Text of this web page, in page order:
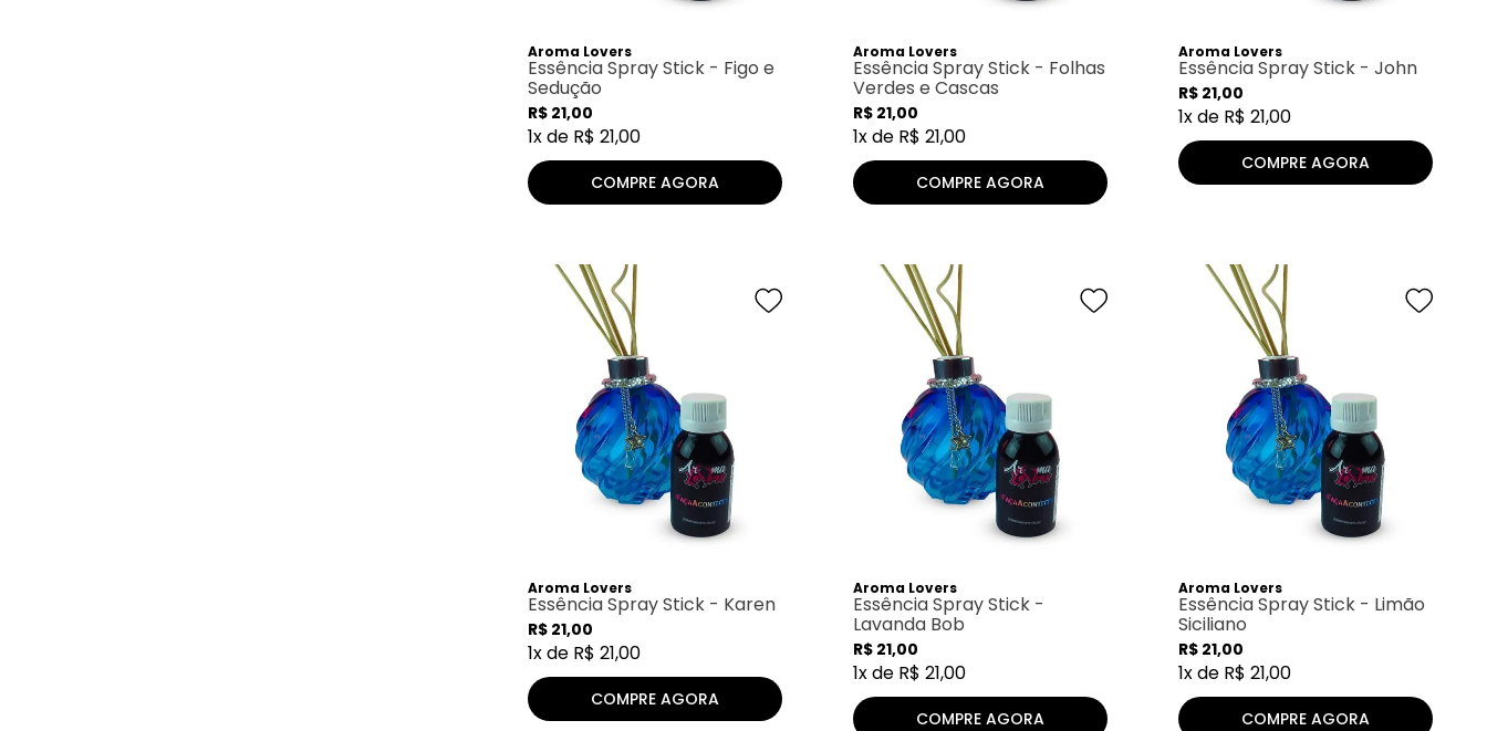
Aroma Lovers
Essência Spray Stick - Figo e
Sedução
R$ 21,00
1x de R$ 21,00
COMPRE AGORA
Aroma Lovers
Essência Spray Stick - Folhas
Verdes e Cascas
R$ 21,00
1x de R$ 21,00
COMPRE AGORA
Aroma Lovers
Essência Spray Stick - John
R$ 21,00
1x de R$ 21,00
COMPRE AGORA
Aroma Lovers
Essência Spray Stick - Karen
R$ 21,00
1x de R$ 21,00
COMPRE AGORA
Aroma Lovers
Essência Spray Stick -
Lavanda Bob
R$ 21,00
1x de R$ 21,00
COMPRE AGORA
Aroma Lovers
Essência Spray Stick - Limão
Siciliano
R$ 21,00
1x de R$ 21,00
COMPRE AGORA